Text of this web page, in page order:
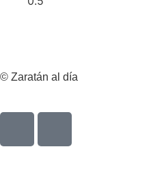
© Zaratán al día